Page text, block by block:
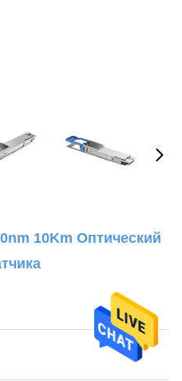
10Km Оптический